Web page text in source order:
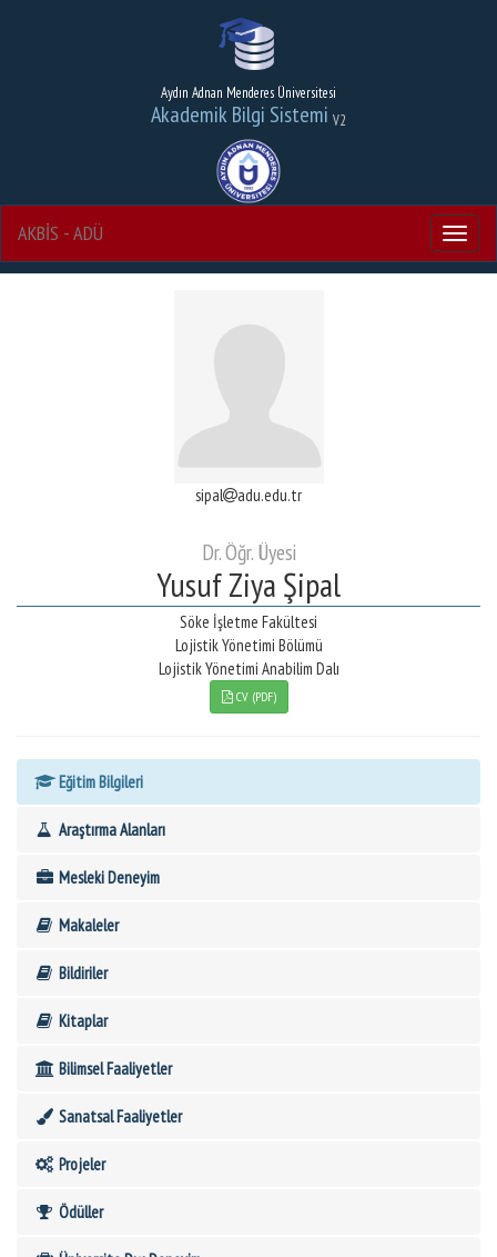
Aydın Adnan Menderes Üniversitesi
Akademik Bilgi Sistemi V2
Menu
AKBİS - ADÜ
sipal adu.edu.tr
Dr. Öğr. Üyesi
Yusuf Ziya Şipal
Söke İşletme Fakültesi
Lojistik Yönetimi Bölümü
Lojistik Yönetimi Anabilim Dalı
CV (PDF)
Eğitim Bilgileri
Araştırma Alanları
Mesleki Deneyim
Makaleler
Bildiriler
Kitaplar
Bilimsel Faaliyetler
Sanatsal Faaliyetler
Projeler
Ödüller